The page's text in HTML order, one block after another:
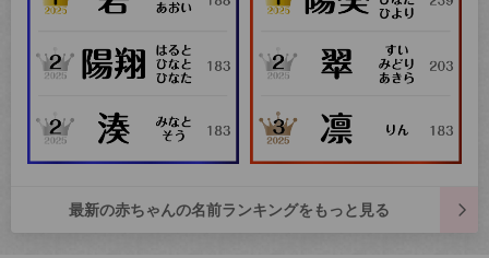
最新の赤ちゃんの名前ランキングをもっと見る